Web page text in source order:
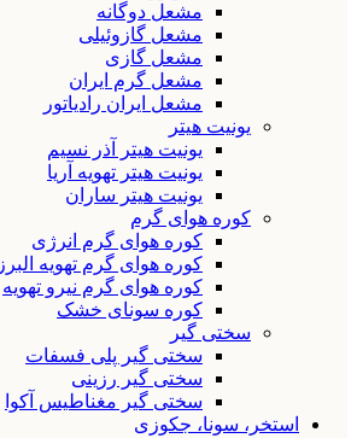
مشعل دوگانه
مشعل گازوئیلی
مشعل گازی
مشعل گرم ایران
مشعل ایران رادیاتور
یونیت هیتر
یونیت هیتر آذر نسیم
یونیت هیتر تهویه آریا
یونیت هیتر ساران
کوره هوای گرم
کوره هوای گرم انرژی
کوره هوای گرم تهویه البرز
کوره هوای گرم نیرو تهویه
کوره سونای خشک
سختی گیر
سختی گیر پلی فسفات
سختی گیر رزینی
سختی گیر مغناطیس آکوا
استخر، سونا، جکوزی